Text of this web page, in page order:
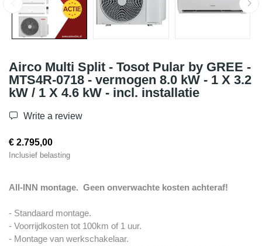
Airco Multi Split - Tosot Pular by GREE -
MTS4R-0718 - vermogen 8.0 kW - 1 X 3.2
kW / 1 X 4.6 kW - incl. installatie
Write a review
€ 2.795,00
Inclusief belasting
All-INN montage. Geen onverwachte kosten achteraf!
- Standaard montage.
- Voorrijdkosten tot 100km of 1 uur.
- Montage van werkschakelaar.